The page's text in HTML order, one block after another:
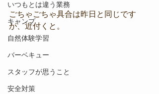
いつもとは違う業務
キャンプ
自然体験学習
バーベキュー
スタッフが思うこと
安全対策
ごちゃごちゃ具合は昨日と同じです
が、近付くと。